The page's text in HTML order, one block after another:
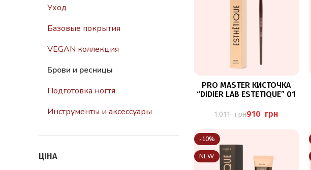
Уход
Базовые покрытия
VEGAN коллекция
Брови и ресницы
Подготовка ногтя
Инструменты и аксессуары
ЦІНА
В КОРЗИНУ
PRO MASTER КИСТОЧКА
“DIDIER LAB ESTETIQUE” 01
1,011грн910 грн
-10%
NEW